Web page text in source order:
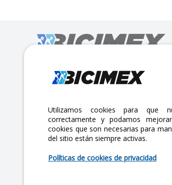
Calle Lago Müritz No. 30 Col. Mariano Escobedo,
atencionclientes@bicimex.com
+ 55 9126 9007
Utilizamos cookies para que
correctamente y podamos
cookies que son necesarias para
del sitio están siempre activas.
Políticas de cookies de privacidad